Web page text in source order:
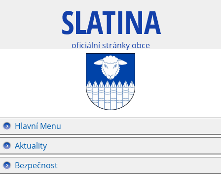
oficiální stránky obce
Hlavní Menu
Aktuality
Bezpečnost